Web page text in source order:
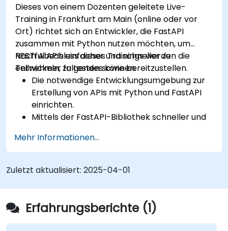
bereitzustellen.
Dieses von einem Dozenten geleitete Live-
Training in Frankfurt am Main (online oder vor
Ort) richtet sich an Entwickler, die FastAPI
zusammen mit Python nutzen möchten, um
RESTful APIs einfacher und schneller zu
entwickeln, zu testen sowie bereitzustellen.
Nach Abschluss dieses Trainings werden die
Teilnehmer folgendes können:
Die notwendige Entwicklungsumgebung zur
Erstellung von APIs mit Python und FastAPI
einrichten.
Mittels der FastAPI-Bibliothek schneller und
Datenmodelle sowie Schemata auf Basis von
Pydantic und OpenAPI anlegen lernen.
Verbindungen zu Datenbanken über
Sicherheits- und
Authentifizierungsmechanismen mithilfe der
Werkzeuge aus FastAPI implementieren.
Container-Bilder erstellen und Web-APIs auf
Mehr Informationen...
Zuletzt aktualisiert: 2025-04-01
Erfahrungsberichte (1)